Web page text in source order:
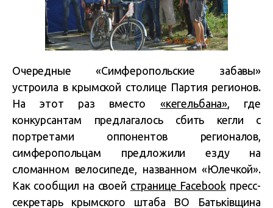
Очередные «Симферопольские забавы»
устроила в крымской столице Партия регионов.
На этот раз вместо «кегельбана», где
конкурсантам предлагалось сбить кегли с
портретами оппонентов регионалов,
симферопольцам предложили езду на
сломанном велосипеде, названном «Юлечкой».
Как сообщил на своей странице Facebook пресс-
секретарь крымского штаба ВО Батьківщина